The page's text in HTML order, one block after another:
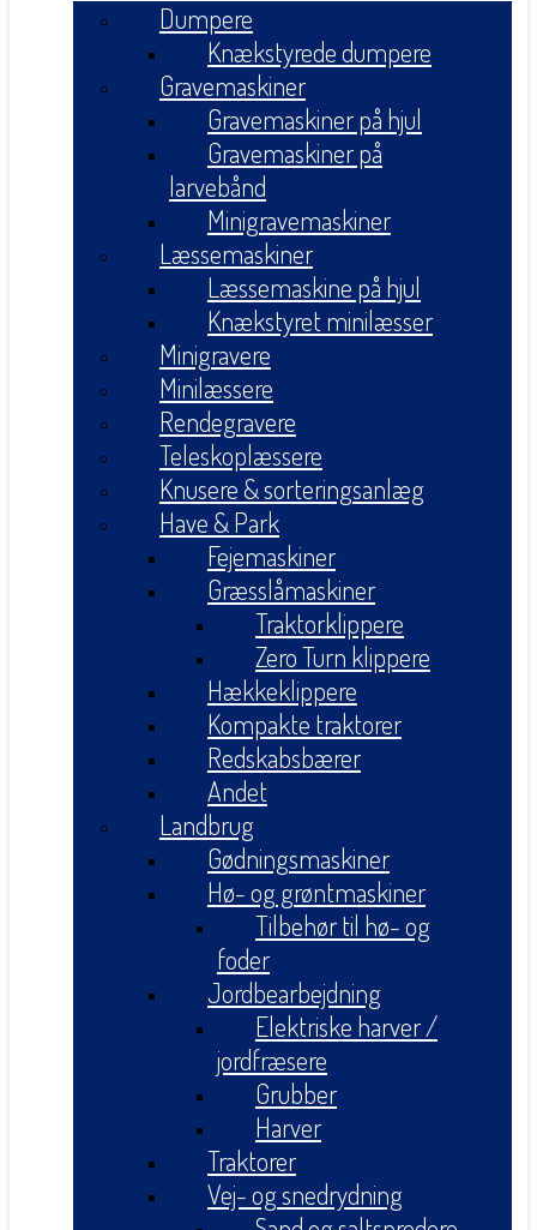
Dumpere
Knækstyrede dumpere
Gravemaskiner
Gravemaskiner på hjul
Gravemaskiner på
larvebånd
Minigravemaskiner
Læssemaskiner
Læssemaskine på hjul
Knækstyret minilæsser
Minigravere
Minilæssere
Rendegravere
Teleskoplæssere
Knusere & sorteringsanlæg
Have & Park
Fejemaskiner
Græsslåmaskiner
Traktorklippere
Zero Turn klippere
Hækkeklippere
Kompakte traktorer
Redskabsbærer
Andet
Landbrug
Gødningsmaskiner
Hø- og grøntmaskiner
Tilbehør til hø- og
foder
Jordbearbejdning
Elektriske harver /
jordfræsere
Grubber
Harver
Traktorer
Vej- og snedrydning